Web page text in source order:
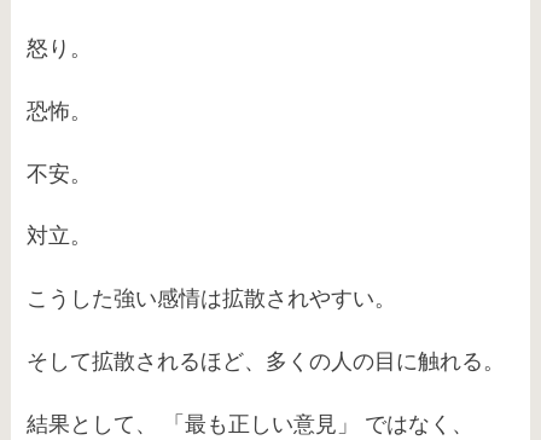
怒り。
恐怖。
不安。
対立。
こうした強い感情は拡散されやすい。
そして拡散されるほど、多くの人の目に触れる。
結果として、 「最も正しい意見」 ではなく、